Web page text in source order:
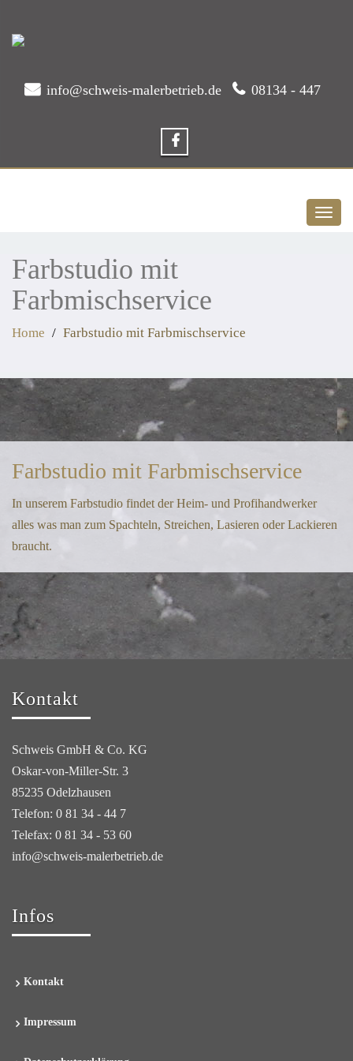
info@schweis-malerbetrieb.de 08134 - 447
Toggle
Farbstudio mit
Farbmischservice
Home Farbstudio mit Farbmischservice
Farbstudio mit Farbmischservice
In unserem Farbstudio findet der Heim- und Profihandwerker
alles was man zum Spachteln, Streichen, Lasieren oder Lackieren
braucht.
Kontakt
Schweis GmbH & Co. KG
Oskar-von-Miller-Str. 3
85235 Odelzhausen
Telefon: 0 81 34 - 44 7
Telefax: 0 81 34 - 53 60
info@schweis-malerbetrieb.de
Infos
Kontakt
Impressum